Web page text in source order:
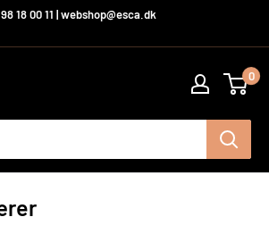
18 00 11 | webshop@esca.dk
0